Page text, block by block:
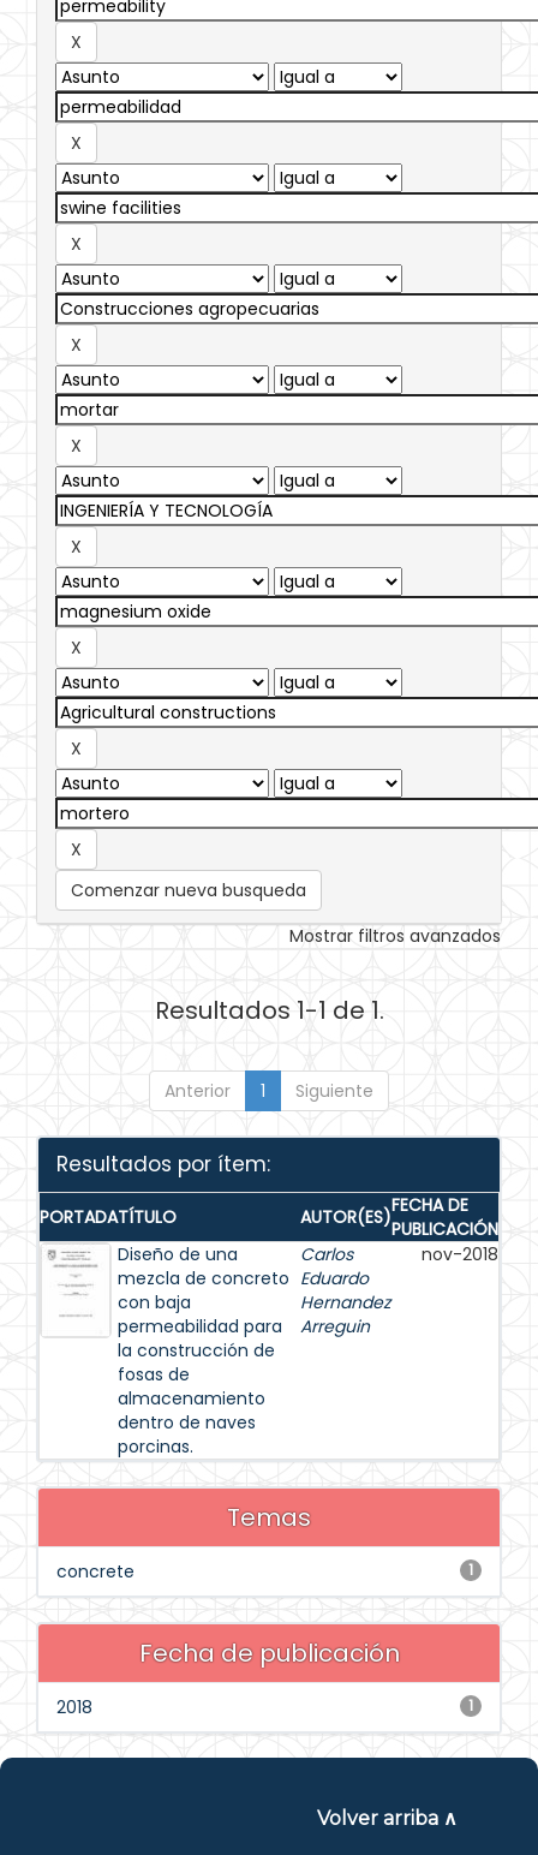
Comenzar nueva busqueda
Mostrar filtros avanzados
Resultados 1-1 de 1.
Anterior 1 Siguiente
Resultados por ítem:
PORTADATÍTULO AUTOR(ES)FECHA DE
PUBLICACIÓN
Diseño de una
mezcla de concreto
con baja
permeabilidad para
la construcción de
fosas de
almacenamiento
dentro de naves
porcinas.
Carlos
Eduardo
Hernandez
Arreguin
nov-2018
Temas
1
concrete
Fecha de publicación
1
2018
Volver arriba ∧